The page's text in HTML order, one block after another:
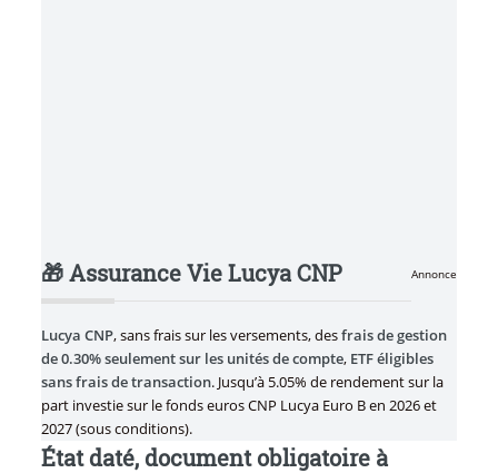
Annonce
🎁 Assurance Vie Lucya CNP
Lucya CNP, sans frais sur les versements, desfrais de gestion
de 0.30% seulement sur les unités de compte, ETF éligibles
sans frais de transaction. Jusqu’à 5.05% de rendement sur la
part investie sur le fonds euros CNP Lucya Euro B en 2026 et
2027 (sous conditions).
État daté, document obligatoire à